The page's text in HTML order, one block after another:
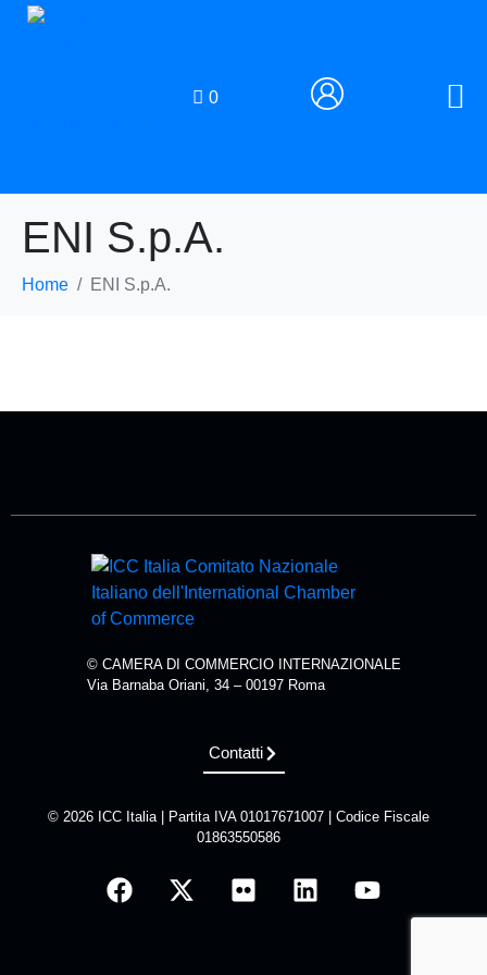
0
ENI S.p.A.
Home ENI S.p.A.
© CAMERA DI COMMERCIO INTERNAZIONALE
Via Barnaba Oriani, 34 – 00197 Roma
Contatti
© 2026 ICC Italia | Partita IVA 01017671007 | Codice Fiscale
01863550586